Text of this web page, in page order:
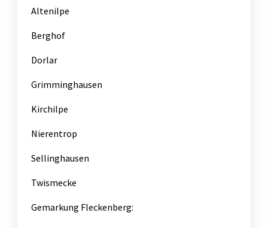
Altenilpe
Berghof
Dorlar
Grimminghausen
Kirchilpe
Nierentrop
Sellinghausen
Twismecke
Gemarkung Fleckenberg: